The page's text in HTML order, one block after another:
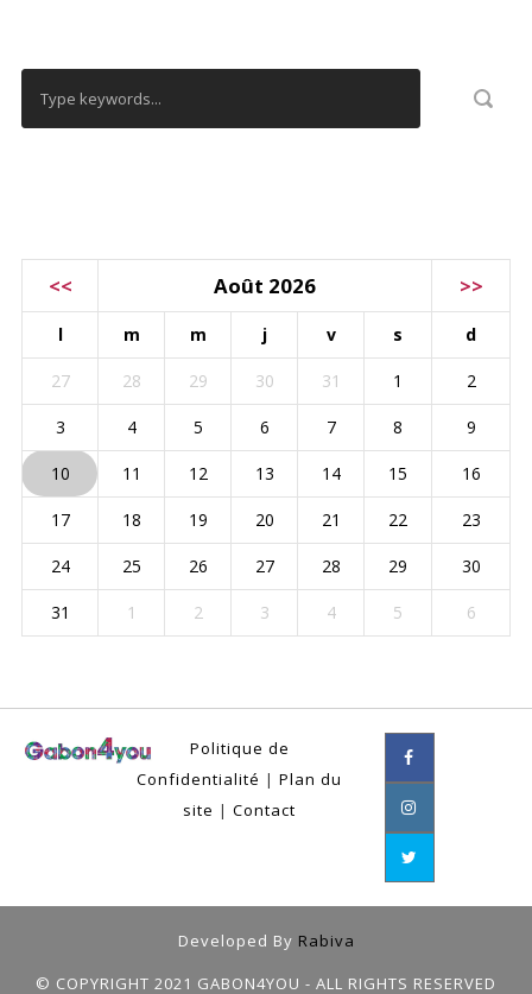
<< Août 2026 >>
l m m j v s d
27 28 29 30 31 1 2
3 4 5 6 7 8 9
10 11 12 13 14 15 16
17 18 19 20 21 22 23
24 25 26 27 28 29 30
31 1 2 3 4 5 6
Politique de
Confidentialité | Plan du
site | Contact
Developed By Rabiva
© COPYRIGHT 2021 GABON4YOU - ALL RIGHTS RESERVED